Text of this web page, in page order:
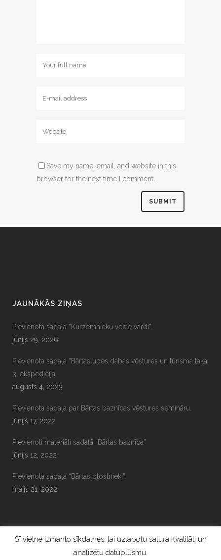
Save my name, email, and website in this
browser for the next time I comment.
JAUNĀKĀS ZIŅAS
Pievienota sadaļa “Kurzemnieku vecie vārdi”.
jūnijs 29, 2026
Pievienota sadaļa “Bārtas upes dabas vēstures un tūrisma taka
3. ekspedīcija.
augusts 4, 2023
Pievienota sadaļa par Bārtas baznīcas vēstures semināru.
jūnijs 17, 2022
Pievienoti materiāli sadaļā “Bārtas baznīca”
jūnijs 12, 2022
Pievienota sadaļa “Bārtas plostnieki”.
maijs 21, 2022
Šī vietne izmanto sīkdatnes, lai uzlabotu satura kvalitāti un
analizētu datuplūsmu.